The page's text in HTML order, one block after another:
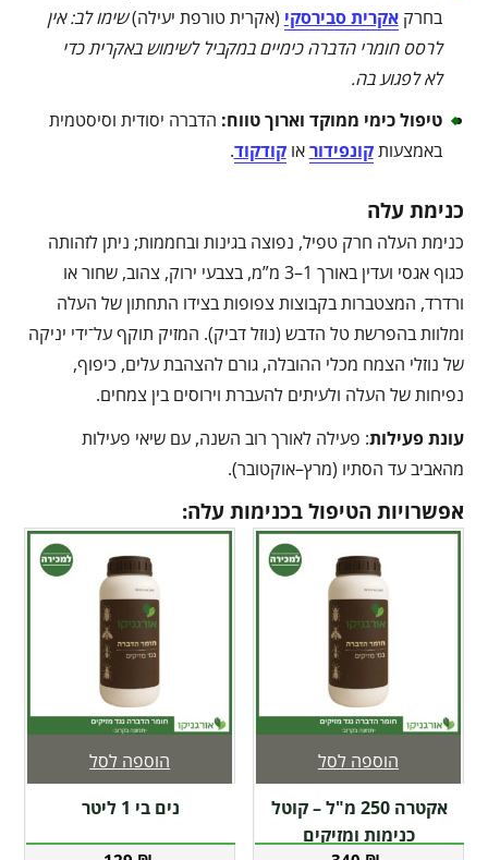
בחרקאקרית סבירסקי (אקרית טורפת יעילה)שימו לב: אין
לרסס חומרי הדברה כימיים במקביל לשימוש באקרית כדי
לא לפגוע בה.
טיפול כימי ממוקד וארוך טווח: הדברה יסודית וסיסטמית
באמצעותקונפידוראוקודקוד.
כנימת עלה
כנימת העלה חרק טפיל, נפוצה בגינות ובחממות; ניתן לזהותה
כגוף אגסי ועדין באורך 1–3 מ”מ, בצבעי ירוק, צהוב, שחור או
ורדרד, המצטברות בקבוצות צפופות בצידו התחתון של העלה
ומלוות בהפרשת טל הדבש (נוזל דביק). המזיק תוקף על־ידי יניקה
של נוזלי הצמח מכלי ההובלה, גורם להצהבת עלים, כיפוף,
נפיחות של העלה ולעיתים להעברת וירוסים בין צמחים.
עונת פעילות: פעילה לאורך רוב השנה, עם שיאי פעילות
מהאביב עד הסתיו (מרץ–אוקטובר).
אפשרויות הטיפול בכנימות עלה:
אקטרה 250 מ"ל – קוטל
כנימות ומזיקים
הוספה לסל
נים בי 1 ליטר
הוספה לסל